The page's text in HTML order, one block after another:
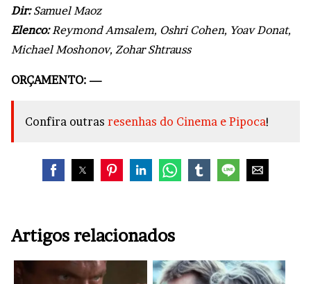
Dir:Samuel Maoz
Elenco:Reymond Amsalem, Oshri Cohen, Yoav Donat,
Michael Moshonov, Zohar Shtrauss
ORÇAMENTO: —
Confira outras resenhas do Cinema e Pipoca!
Artigos relacionados